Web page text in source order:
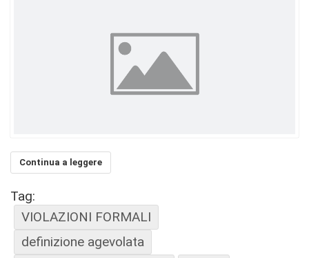
Continua a leggere
Tag:
VIOLAZIONI FORMALI
definizione agevolata